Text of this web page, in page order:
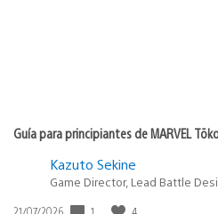
Guía para principiantes de MARVEL
Kazuto Sekine
Game Director, Lead Battle
Fecha
21/07/2026 1 4